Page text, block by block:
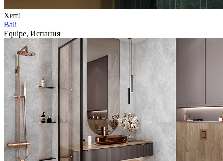
Хит!
Bali
Equipe, Испания